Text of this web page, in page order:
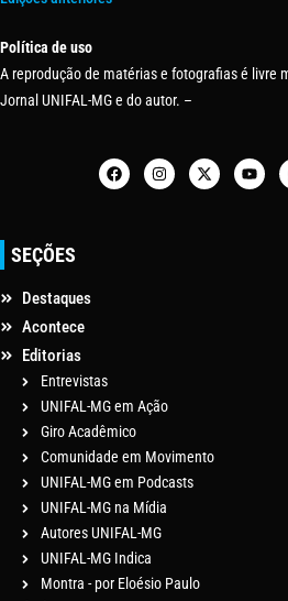
Política de uso
A reprodução de matérias e fotografias é livre
Jornal UNIFAL-MG e do autor. –
SEÇÕES
Destaques
Acontece
Editorias
Entrevistas
UNIFAL-MG em Ação
Giro Acadêmico
Comunidade em Movimento
UNIFAL-MG em Podcasts
UNIFAL-MG na Mídia
Autores UNIFAL-MG
UNIFAL-MG Indica
Montra - por Eloésio Paulo